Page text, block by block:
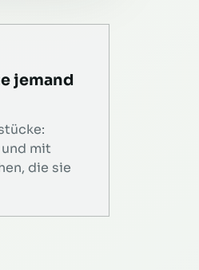
jemand
mit
die sie